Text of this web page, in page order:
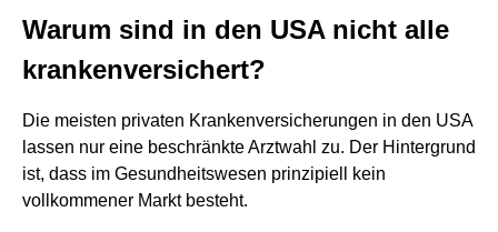
Warum sind in den USA nicht alle
krankenversichert?
Die meisten privaten Krankenversicherungen in den USA
lassen nur eine beschränkte Arztwahl zu. Der Hintergrund
ist, dass im Gesundheitswesen prinzipiell kein
vollkommener Markt besteht.